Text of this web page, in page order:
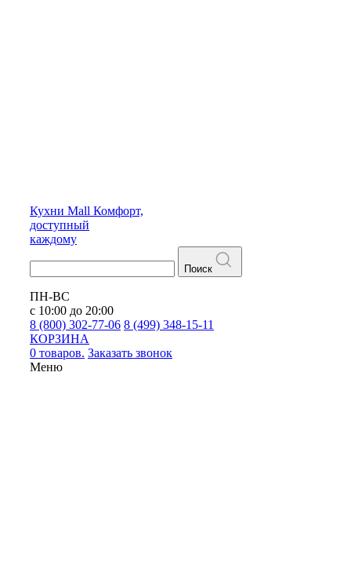
Кухни Mall Комфорт,
доступный
каждому
Поиск
ПН-ВС
с 10:00 до 20:00
8 (800) 302-77-06 8 (499) 348-15-11
КОРЗИНА
0 товаров. Заказать звонок
Меню